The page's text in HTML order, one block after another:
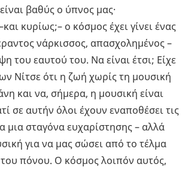
βαθύς ο ύπνος μας·
κυρίως;– ο κόσμος έχει γίνει ένας
νάρκισσος, απασχολημένος –
του εαυτού του. Να είναι έτσι; Είχε
Νίτσε ότι η ζωή χωρίς τη μουσική
και να, σήμερα, η μουσική είναι
σε αυτήν όλοι έχουν εναποθέσει τις
μια σταγόνα ευχαρίστησης – αλλά
για να μας σώσει από το τέλμα
πόνου. Ο κόσμος λοιπόν αυτός,